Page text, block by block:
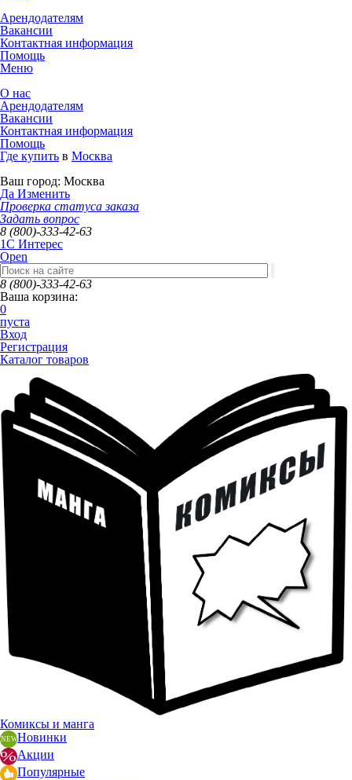
Арендодателям
Вакансии
Контактная информация
Помощь
Меню
О нас
Арендодателям
Вакансии
Контактная информация
Помощь
Где купить в Москва
Ваш город: Москва
Да Изменить
Проверка статуса заказа
Задать вопрос
8 (800)-333-42-63
1C Интерес
Open
8 (800)-333-42-63
Ваша корзина:
0
пуста
Вход
Регистрация
Каталог товаров
Комиксы и манга
Новинки
Акции
Популярные